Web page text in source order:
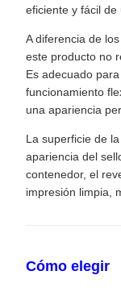
eficiente y fácil de
A diferencia de
este producto no
Es adecuado
funcionamiento
una apariencia
La superficie de
apariencia del
contenedor, el
impresión limpia,
Cómo elegir